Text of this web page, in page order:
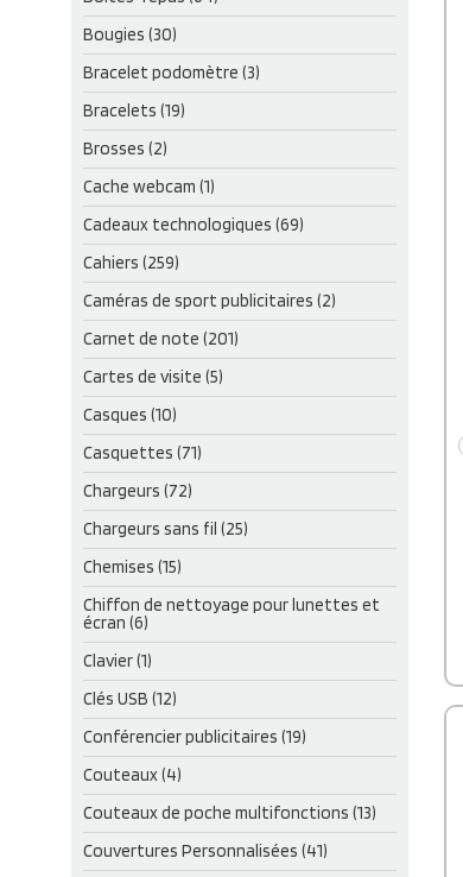
Bougies (30)
Bracelet podomètre (3)
Bracelets (19)
Brosses (2)
Cache webcam (1)
Cadeaux technologiques (69)
Cahiers (259)
Caméras de sport publicitaires (2)
Carnet de note (201)
Cartes de visite (5)
Casques (10)
Casquettes (71)
Chargeurs (72)
Chargeurs sans fil (25)
Chemises (15)
Chiffon de nettoyage pour lunettes et
écran (6)
Clavier (1)
Clés USB (12)
Conférencier publicitaires (19)
Couteaux (4)
Couteaux de poche multifonctions (13)
Couvertures Personnalisées (41)